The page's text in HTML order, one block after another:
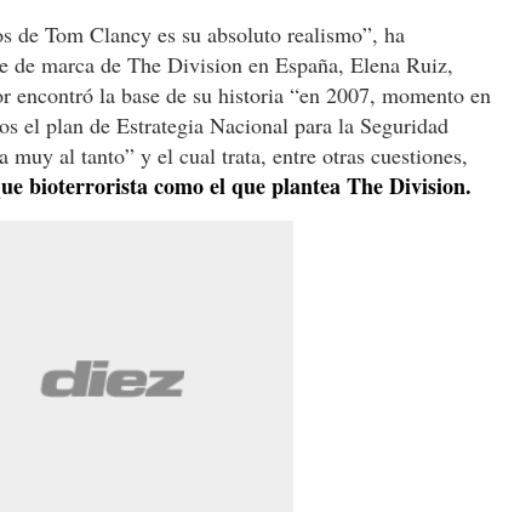
de Tom Clancy es su absoluto realismo”, ha
de marca de The Division en España, Elena Ruiz,
encontró la base de su historia “en 2007, momento en
el plan de Estrategia Nacional para la Seguridad
muy al tanto” y el cual trata, entre otras cuestiones,
bioterrorista como el que plantea The Division.